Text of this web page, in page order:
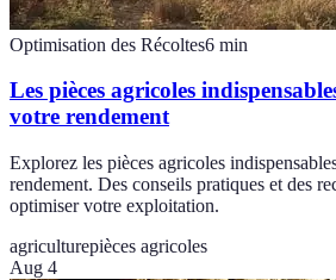
Optimisation des Récoltes6 min
Les pièces agricoles
votre rendement
Explorez les pièces agricoles
rendement. Des conseils pratiques et des
optimiser votre exploitation.
agriculturepièces agricoles
Aug 4